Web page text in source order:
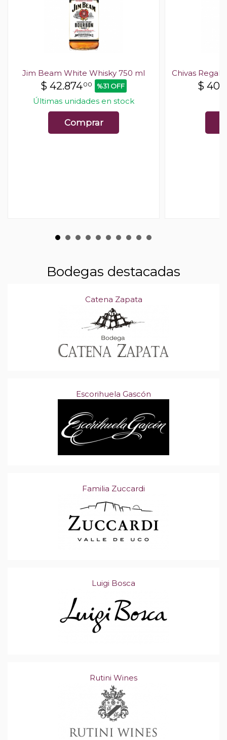
Jim Beam White Whisky 750 ml
$ 42.87400 %31 OFF
Últimas unidades en stock
Comprar
Chivas Regal
$
Bodegas destacadas
Catena Zapata
Escorihuela Gascón
Familia Zuccardi
Luigi Bosca
Rutini Wines